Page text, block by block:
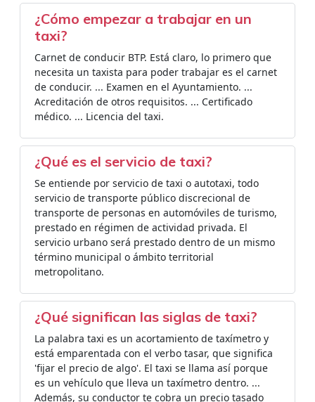
¿Cómo empezar a trabajar en un
taxi?
Carnet de conducir BTP. Está claro, lo primero que
necesita un taxista para poder trabajar es el carnet
de conducir. ... Examen en el Ayuntamiento. ...
Acreditación de otros requisitos. ... Certificado
médico. ... Licencia del taxi.
¿Qué es el servicio de taxi?
Se entiende por servicio de taxi o autotaxi, todo
servicio de transporte público discrecional de
transporte de personas en automóviles de turismo,
prestado en régimen de actividad privada. El
servicio urbano será prestado dentro de un mismo
término municipal o ámbito territorial
metropolitano.
¿Qué significan las siglas de taxi?
La palabra taxi es un acortamiento de taxímetro y
está emparentada con el verbo tasar, que significa
'fijar el precio de algo'. El taxi se llama así porque
es un vehículo que lleva un taxímetro dentro. ...
Además, su conductor te cobra un precio tasado